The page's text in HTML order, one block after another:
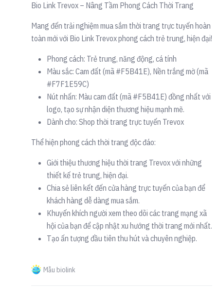
Bio Link Trevox – Nâng Tầm Phong Cách Thời Trang
Mang đến trải nghiệm mua sắm thời trang trực tuyến hoàn
toàn mới với Bio Link Trevox phong cách trẻ trung, hiện đại!
Phong cách: Trẻ trung, năng động, cá tính
Màu sắc: Cam đất (mã #F5B41E), Nền trắng mờ (mã
#F7F1E59C)
Nút nhấn: Màu cam đất (mã #F5B41E) đồng nhất với
logo, tạo sự nhận diện thương hiệu mạnh mẽ.
Dành cho: Shop thời trang trực tuyến Trevox
Thể hiện phong cách thời trang độc đáo:
Giới thiệu thương hiệu thời trang Trevox với những
thiết kế trẻ trung, hiện đại.
Chia sẻ liên kết đến cửa hàng trực tuyến của bạn để
khách hàng dễ dàng mua sắm.
Khuyến khích người xem theo dõi các trang mạng xã
hội của bạn để cập nhật xu hướng thời trang mới nhất.
Tạo ấn tượng đầu tiên thu hút và chuyên nghiệp.
Mẫu biolink